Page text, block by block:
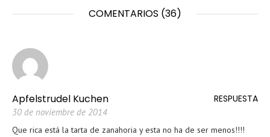
COMENTARIOS (36)
RESPUESTA
Apfelstrudel Kuchen
30 de noviembre de 2014
Que rica está la tarta de zanahoria y esta no ha de ser menos!!!!